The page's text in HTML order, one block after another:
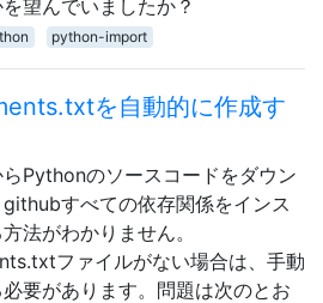
望んでいましたか？
python-import
を自動的に作成す
Pythonのソースコードをダウン
githubすべての依存関係をインス
法がわかりません。
ファイルがない場合は、手動
要があります。問題は次のとお